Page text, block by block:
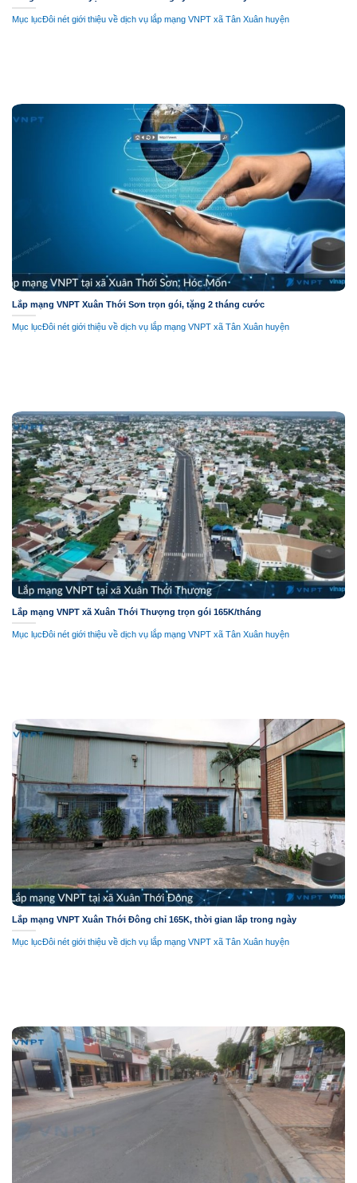
Mục lụcĐôi nét giới thiệu về dịch vụ lắp mạng VNPT xã Tân Xuân huyện
Lắp mạng VNPT Xuân Thới Sơn trọn gói, tặng 2 tháng cước
Mục lụcĐôi nét giới thiệu về dịch vụ lắp mạng VNPT xã Tân Xuân huyện
Lắp mạng VNPT xã Xuân Thới Thượng trọn gói 165K/tháng
Mục lụcĐôi nét giới thiệu về dịch vụ lắp mạng VNPT xã Tân Xuân huyện
Lắp mạng VNPT Xuân Thới Đông chỉ 165K, thời gian lắp trong ngày
Mục lụcĐôi nét giới thiệu về dịch vụ lắp mạng VNPT xã Tân Xuân huyện